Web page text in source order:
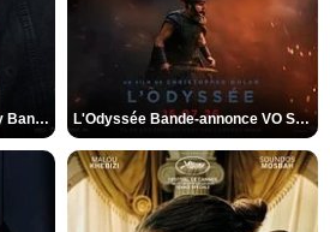
Spider-Man: Brand New Day Bande-annonce VO STFR L'Odyssée Bande-annonce VO STFR